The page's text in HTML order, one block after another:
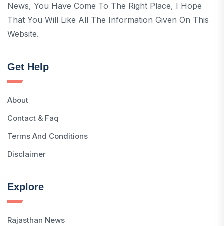
News, You Have Come To The Right Place, I Hope
That You Will Like All The Information Given On This
Website.
Get Help
About
Contact & Faq
Terms And Conditions
Disclaimer
Explore
Rajasthan News